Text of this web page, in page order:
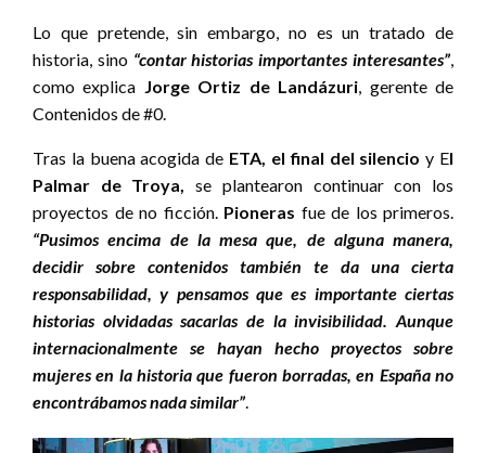
Lo que pretende, sin embargo, no es un tratado de
historia, sino “contar historias importantes interesantes”,
como explica Jorge Ortiz de Landázuri, gerente de
Contenidos de #0.
Tras la buena acogida de ETA, el final del silencio y El
Palmar de Troya, se plantearon continuar con los
proyectos de no ficción. Pioneras fue de los primeros.
“Pusimos encima de la mesa que, de alguna manera,
decidir sobre contenidos también te da una cierta
responsabilidad, y pensamos que es importante ciertas
historias olvidadas sacarlas de la invisibilidad. Aunque
internacionalmente se hayan hecho proyectos sobre
mujeres en la historia que fueron borradas, en España no
encontrábamos nada similar”.